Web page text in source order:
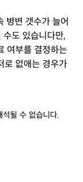
병변 갯수가 늘어
수도 있습니다만,
여부를 결정하는
로 없애는 경우가
될 수 없습니다.